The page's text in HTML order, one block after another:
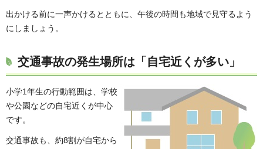
出かける前に一声かけるとともに、午後の時間も地域で見守るよう
にしましょう。
交通事故の発生場所は「自宅近くが多い」
小学1年生の行動範囲は、学校
や公園などの自宅近くが中心
です。
交通事故も、約8割が自宅から